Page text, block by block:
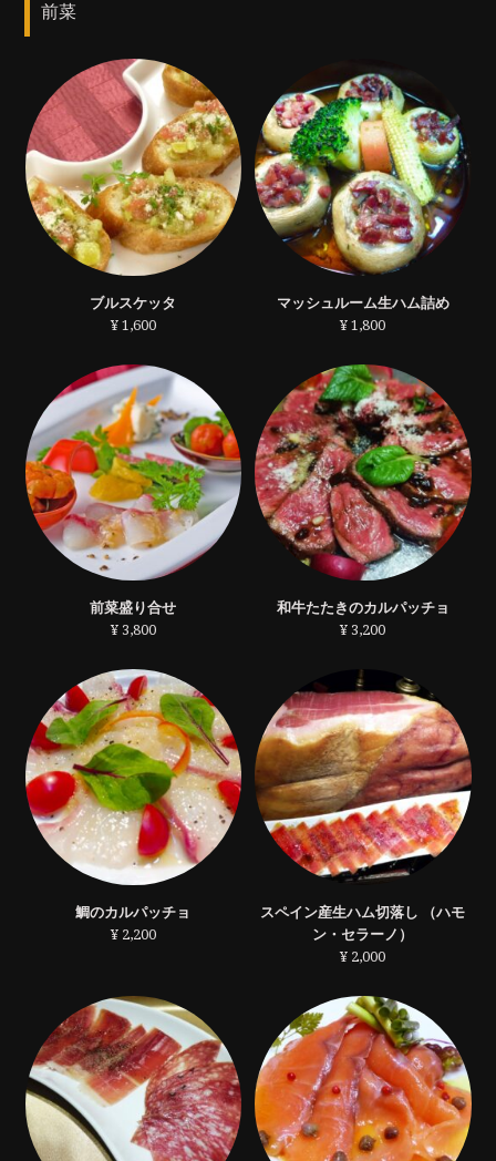
前菜
ブルスケッタ
¥ 1,600
マッシュルーム生ハム詰め
¥ 1,800
前菜盛り合せ
¥ 3,800
和牛たたきのカルパッチョ
¥ 3,200
鯛のカルパッチョ
¥ 2,200
スペイン産生ハム切落し （ハモ
ン・セラーノ）
¥ 2,000